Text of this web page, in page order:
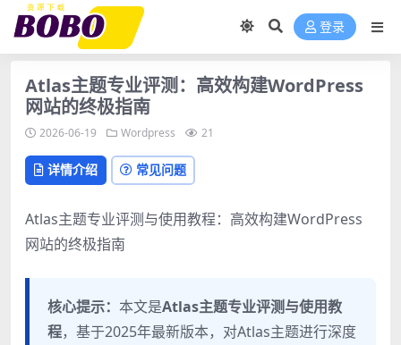
登录
Atlas主题专业评测：高效构建WordPress
网站的终极指南
2026-06-19 Wordpress 21
详情介绍 常见问题
Atlas主题专业评测与使用教程：高效构建WordPress
网站的终极指南
核心提示： 本文是Atlas主题专业评测与使用教
程，基于2025年最新版本，对Atlas主题进行深度